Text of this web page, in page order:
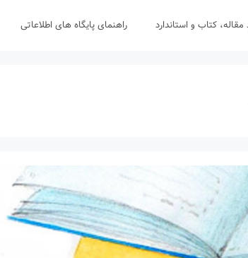
مقاله، کتاب و استاندارد راهنمای پایگاه های اطلاعاتی